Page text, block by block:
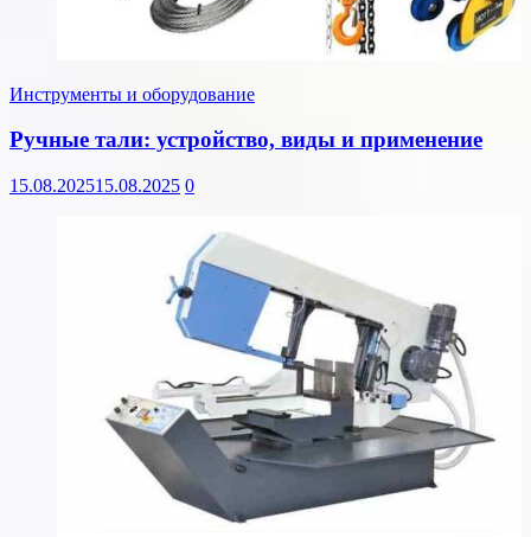
Инструменты и оборудование
Ручные тали: устройство, виды и применение
15.08.202515.08.2025 0